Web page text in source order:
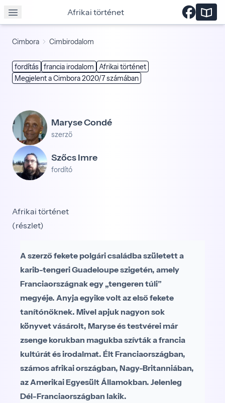
Afrikai történet
Cimbora Cimbirodalom
fordítás francia irodalom
Afrikai történet
Megjelent a Cimbora 2020/7 számában
Maryse Condé
szerző
Szőcs Imre
fordító
Afrikai történet
(részlet)
A szerző fekete polgári családba született a
karib-tengeri Guadeloupe szigetén, amely
Franciaországnak egy „tengeren túli”
megyéje. Anyja egyike volt az első fekete
tanítónőknek. Mivel apjuk nagyon sok
könyvet vásárolt, Maryse és testvérei már
zsenge korukban magukba szívták a francia
kultúrát és irodalmat. Élt Franciaországban,
számos afrikai országban, Nagy-Britanniában,
az Amerikai Egyesült Államokban. Jelenleg
Dél-Franciaországban lakik.